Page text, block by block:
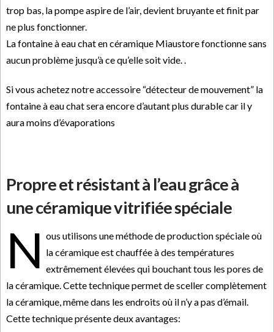
trop bas, la pompe aspire de l’air, devient bruyante et finit par
ne plus fonctionner.
La fontaine à eau chat en céramique Miaustore fonctionne sans
aucun problème jusqu’à ce qu’elle soit vide. .
Si vous achetez notre accessoire “détecteur de mouvement” la
fontaine à eau chat sera encore d’autant plus durable car il y
aura moins d’évaporations
Propre et résistant à l’eau grâce à
une céramique vitrifiée spéciale
N ous utilisons une méthode de production spéciale où
la céramique est chauffée à des températures
extrêmement élevées qui bouchant tous les pores de
la céramique. Cette technique permet de sceller complètement
la céramique, même dans les endroits où il n’y a pas d’émail.
Cette technique présente deux avantages: